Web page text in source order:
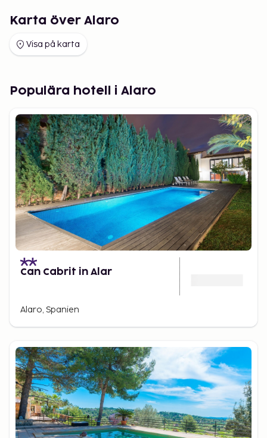
Karta över Alaro
Visa på karta
Populära hotell i Alaro
Can Cabrit in Alar
Alaro, Spanien